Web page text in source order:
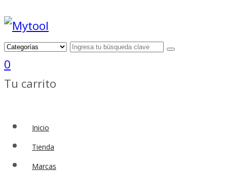
0
Tu carrito
Inicio
Tienda
Marcas